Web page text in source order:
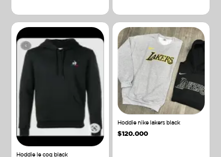
Hoddie le coq black
Hoddie nike lakers black
$120.000